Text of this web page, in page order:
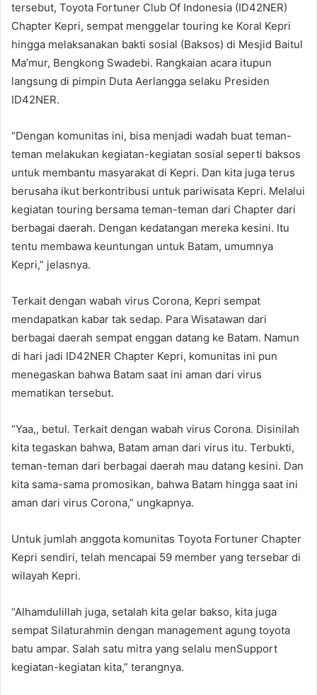
tersebut, Toyota Fortuner Club Of Indonesia (ID42NER)
Chapter Kepri, sempat menggelar touring ke Koral Kepri
hingga melaksanakan bakti sosial (Baksos) di Mesjid Baitul
Ma’mur, Bengkong Swadebi. Rangkaian acara itupun
langsung di pimpin Duta Aerlangga selaku Presiden
ID42NER.
“Dengan komunitas ini, bisa menjadi wadah buat teman-
teman melakukan kegiatan-kegiatan sosial seperti baksos
untuk membantu masyarakat di Kepri. Dan kita juga terus
berusaha ikut berkontribusi untuk pariwisata Kepri. Melalui
kegiatan touring bersama teman-teman dari Chapter dari
berbagai daerah. Dengan kedatangan mereka kesini. Itu
tentu membawa keuntungan untuk Batam, umumnya
Kepri,” jelasnya.
Terkait dengan wabah virus Corona, Kepri sempat
mendapatkan kabar tak sedap. Para Wisatawan dari
berbagai daerah sempat enggan datang ke Batam. Namun
di hari jadi ID42NER Chapter Kepri, komunitas ini pun
menegaskan bahwa Batam saat ini aman dari virus
mematikan tersebut.
“Yaa,, betul. Terkait dengan wabah virus Corona. Disinilah
kita tegaskan bahwa, Batam aman dari virus itu. Terbukti,
teman-teman dari berbagai daerah mau datang kesini. Dan
kita sama-sama promosikan, bahwa Batam hingga saat ini
aman dari virus Corona,” ungkapnya.
Untuk jumlah anggota komunitas Toyota Fortuner Chapter
Kepri sendiri, telah mencapai 59 member yang tersebar di
wilayah Kepri.
“Alhamdulillah juga, setalah kita gelar bakso, kita juga
sempat Silaturahmin dengan management agung toyota
batu ampar. Salah satu mitra yang selalu menSupport
kegiatan-kegiatan kita,” terangnya.